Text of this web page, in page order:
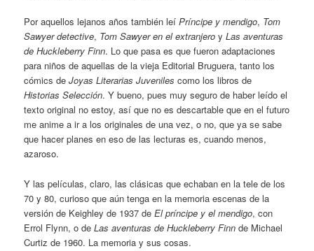
Por aquellos lejanos años también leíPríncipe y mendigo, Tom
Sawyer detective, Tom Sawyer en el extranjero yLas aventuras
de Huckleberry Finn. Lo que pasa es que fueron adaptaciones
para niños de aquellas de la vieja Editorial Bruguera, tanto los
cómics deJoyas Literarias Juveniles como los libros de
Historias Selección. Y bueno, pues muy seguro de haber leído el
texto original no estoy, así que no es descartable que en el futuro
me anime a ir a los originales de una vez, o no, que ya se sabe
que hacer planes en eso de las lecturas es, cuando menos,
azaroso.
Y las películas, claro, las clásicas que echaban en la tele de los
70 y 80, curioso que aún tenga en la memoria escenas de la
versión de Keighley de 1937 deEl príncipe y el mendigo, con
Errol Flynn, o deLas aventuras de Huckleberry Finn de Michael
Curtiz de 1960. La memoria y sus cosas.